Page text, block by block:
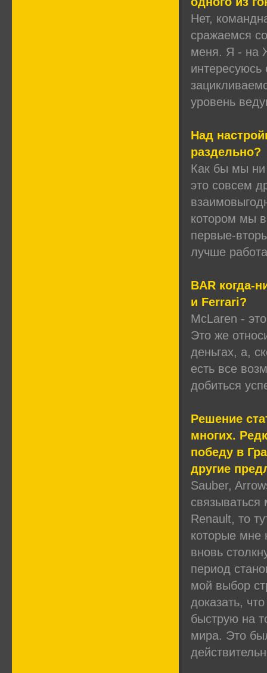
Нет,
сражаемся
меня. Я - на
уровень
Над
раздельно?
Как бы мы ни
это совсем
котором мы
первые-
лучше
BAR когда-
и Ferrari?
McLaren -
Это же
деньгах, а,
есть все
добиться
Решение
многих.
победу в
другие
Sauber,
связываться
Renault, то
которые мне
вновь
период
мой выбор
доказать,
быструю на
мира. Это